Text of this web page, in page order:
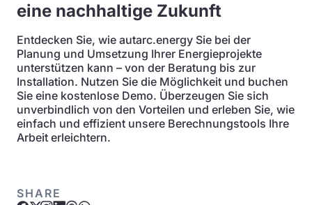
eine nachhaltige Zukunft
Entdecken Sie, wie autarc.energy Sie bei der
Planung und Umsetzung Ihrer Energieprojekte
unterstützen kann – von der Beratung bis zur
Installation. Nutzen Sie die Möglichkeit und buchen
Sie eine kostenlose Demo. Überzeugen Sie sich
unverbindlich von den Vorteilen und erleben Sie, wie
einfach und effizient unsere Berechnungstools Ihre
Arbeit erleichtern.
SHARE